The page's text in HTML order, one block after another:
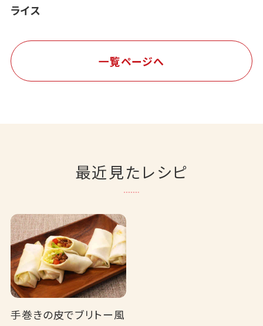
ライス
一覧ページへ
最近見たレシピ
手巻きの皮でブリトー風